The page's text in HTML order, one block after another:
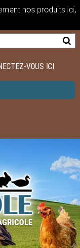
nos produits ici,
VOUS ICI